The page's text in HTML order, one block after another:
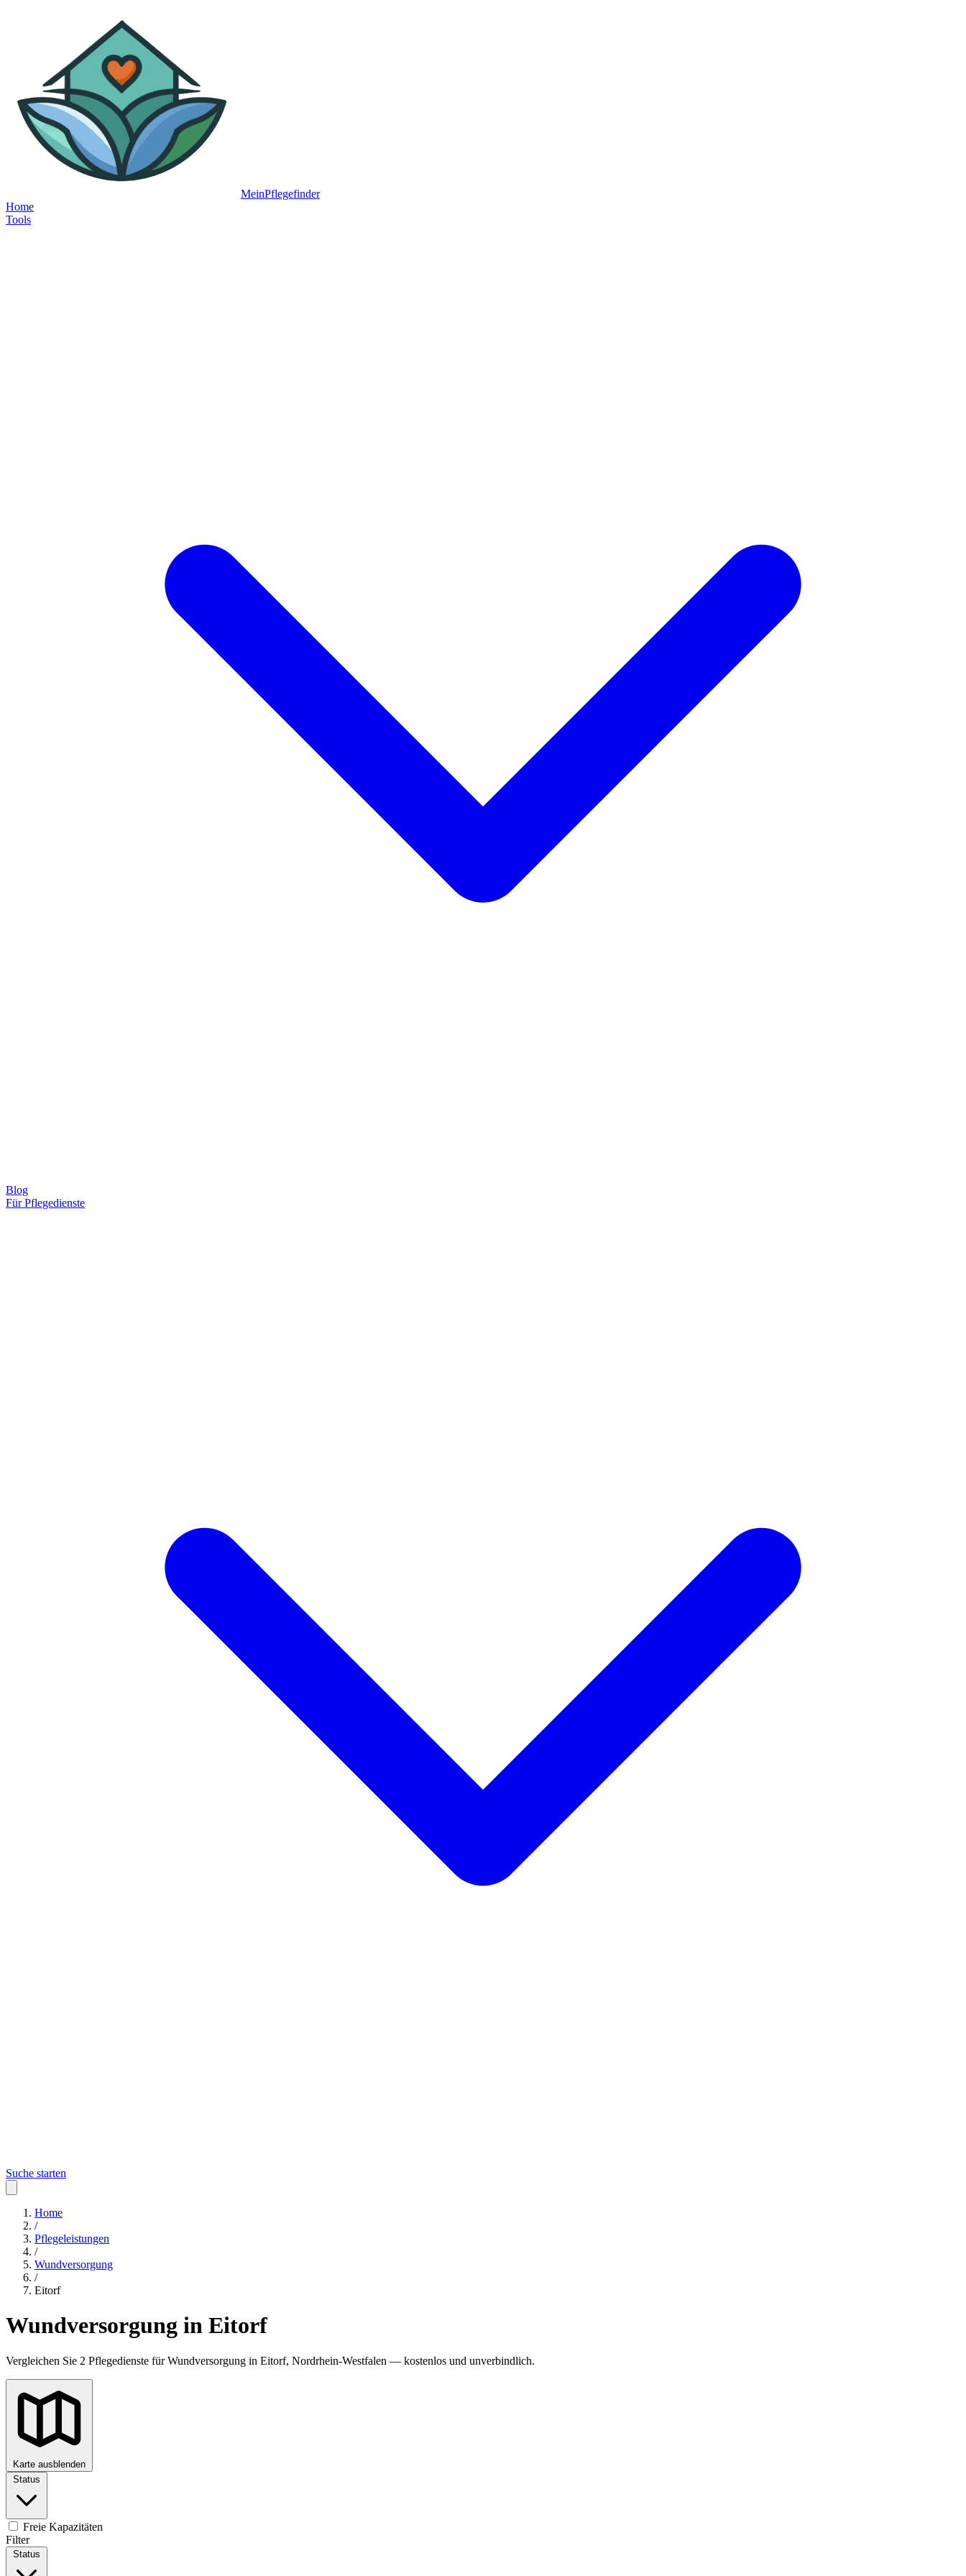
MeinPflegefinder
Home
Tools
Blog
Für Pflegedienste
Suche starten
Home
/
Pflegeleistungen
/
Wundversorgung
/
Eitorf
Wundversorgung in Eitorf
Vergleichen Sie 2 Pflegedienste für Wundversorgung in Eitorf, Nordrhein-Westfalen — kostenlos und unverbindlich.
Karte ausblenden
Status
Freie Kapazitäten
Filter
Status